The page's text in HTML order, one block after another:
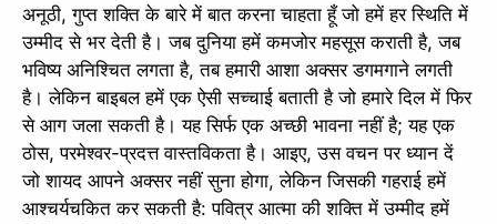
अनूठी, गुप्त शक्ति के बारे में बात करना चाहता हूँ जो हमें हर स्थिति में
उम्मीद से भर देती है। जब दुनिया हमें कमजोर महसूस कराती है, जब
भविष्य अनिश्चित लगता है, तब हमारी आशा अक्सर डगमगाने लगती
है। लेकिन बाइबल हमें एक ऐसी सच्चाई बताती है जो हमारे दिल में फिर
से आग जला सकती है। यह सिर्फ एक अच्छी भावना नहीं है; यह एक
ठोस, परमेश्वर-प्रदत्त वास्तविकता है। आइए, उस वचन पर ध्यान दें
जो शायद आपने अक्सर नहीं सुना होगा, लेकिन जिसकी गहराई हमें
आश्चर्यचकित कर सकती है: पवित्र आत्मा की शक्ति में उम्मीद हमें